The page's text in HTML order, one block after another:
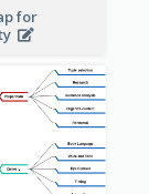
for